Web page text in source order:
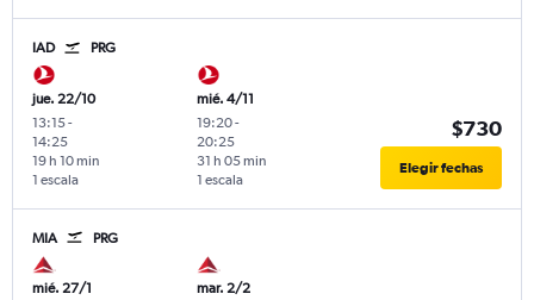
IAD PRG
jue. 22/10
13:15-
14:25
1 escala
19 h 10 min
mié. 4/11
19:20-
20:25
1 escala
31 h 05 min
$730
Elegir fechas
MIA PRG
mié. 27/1 mar. 2/2